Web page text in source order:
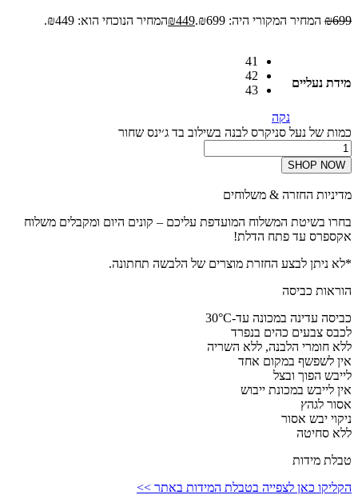
₪699 המחיר המקורי היה: ₪699. ₪449 המחיר הנוכחי הוא: ₪449.
מידת נעליים
41
42
43
נקה
כמות של נעל סניקרס לבנה בשילוב בד ג׳ינס שחור
SHOP NOW
מדיניות החזרה & משלוחים
בחרו בשיטת המשלוח המועדפת עליכם – קונים היום ומקבלים משלוח
אקספרס עד פתח הדלת!
*לא ניתן לבצע החזרת מוצרים של הלבשה תחתונה.
הוראות כביסה
כביסה עדינה במכונה עד-30°C
לכבס צבעים כהים בנפרד
ללא חומרי הלבנה, ללא השריה
אין לשפשף במקום אחד
לייבש הפוך ובצל
אין לייבש במכונת ייבוש
אסור לגהץ
ניקוי יבש אסור
ללא סחיטה
טבלת מידות
הקליקו כאן לצפייה בטבלת המידות באתר >>